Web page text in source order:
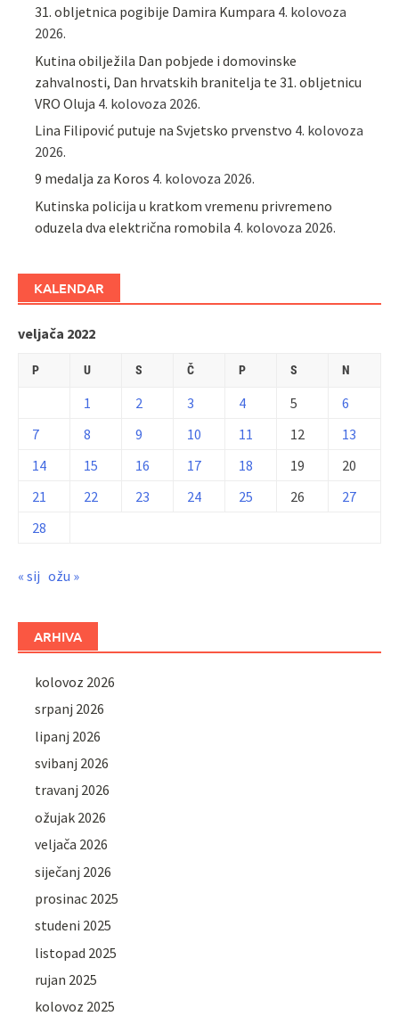
31. obljetnica pogibije Damira Kumpara 4. kolovoza
2026.
Kutina obilježila Dan pobjede i domovinske
zahvalnosti, Dan hrvatskih branitelja te 31. obljetnicu
VRO Oluja 4. kolovoza 2026.
Lina Filipović putuje na Svjetsko prvenstvo 4. kolovoza
2026.
9 medalja za Koros 4. kolovoza 2026.
Kutinska policija u kratkom vremenu privremeno
oduzela dva električna romobila 4. kolovoza 2026.
KALENDAR
veljača 2022
P U S Č P S N
1 2 3 4 5
6
7
8 9 10 11 12
13
14
15 16 17 18 19
20
21
22 23 24 25 26
27
28
« sij ožu »
ARHIVA
kolovoz 2026
srpanj 2026
lipanj 2026
svibanj 2026
travanj 2026
ožujak 2026
veljača 2026
siječanj 2026
prosinac 2025
studeni 2025
listopad 2025
rujan 2025
kolovoz 2025